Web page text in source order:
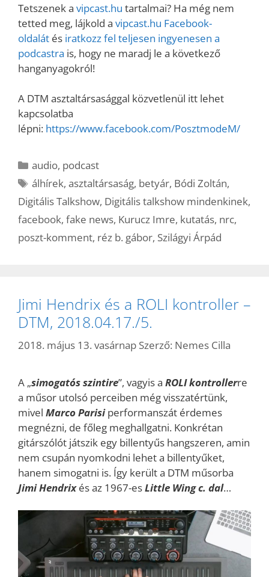
Tetszenek a vipcast.hu tartalmai? Ha még nem
tetted meg, lájkold a vipcast.hu Facebook-
oldalát és iratkozz fel teljesen ingyenesen a
podcastra is, hogy ne maradj le a következő
hanganyagokról!
A DTM asztaltársasággal közvetlenül itt lehet
kapcsolatba
lépni: https://www.facebook.com/PosztmodeM/
Kategória
audio, podcast
Címkék
álhírek,asztaltársaság, betyár, Bódi Zoltán,
Digitális Talkshow, Digitális talkshow mindenkinek,
facebook, fake news, Kurucz Imre, kutatás, nrc,
poszt-komment, réz b. gábor, Szilágyi Árpád
Jimi Hendrix és a ROLI kontroller –
DTM, 2018.04.17./5.
2018. május 13. vasárnap Szerző: Nemes Cilla
A „simogatós szintire”, vagyis a ROLI kontrollerre
a műsor utolsó perceiben még visszatértünk,
mivel Marco Parisi performanszát érdemes
megnézni, de főleg meghallgatni. Konkrétan
gitárszólót játszik egy billentyűs hangszeren, amin
nem csupán nyomkodni lehet a billentyűket,
hanem simogatni is. Így került a DTM műsorba
Jimi Hendrix és az 1967-esLittle Wing c. dal…